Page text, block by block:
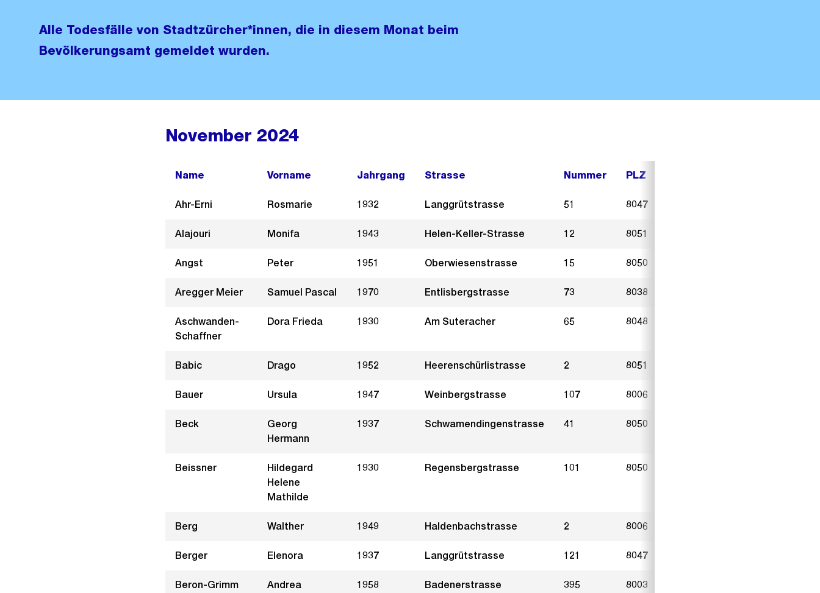
Alle Todesfälle von Stadtzürcher*innen, die in diesem Monat beim
Bevölkerungsamt gemeldet wurden.
November 2024
Name Vorname Jahrgang Strasse Nummer PLZ
Ahr-Erni Rosmarie 1932 Langgrütstrasse 51 8047
Alajouri Monifa 1943 Helen-Keller-Strasse 12 8051
Angst Peter 1951 Oberwiesenstrasse 15 8050
Aregger Meier Samuel Pascal 1970 Entlisbergstrasse 73 8038
Aschwanden-
Schaffner
Dora Frieda 1930 Am Suteracher 65 8048
Babic Drago 1952 Heerenschürlistrasse 2 8051
Bauer Ursula 1947 Weinbergstrasse 107 8006
Beck
Georg
Hermann
1937 Schwamendingenstrasse 41 8050
Beissner
Hildegard
Helene
Mathilde
1930 Regensbergstrasse 101 8050
Berg Walther 1949 Haldenbachstrasse 2 8006
Berger Elenora 1937 Langgrütstrasse 121 8047
Beron-Grimm
Andrea
1958 Badenerstrasse 395 8003